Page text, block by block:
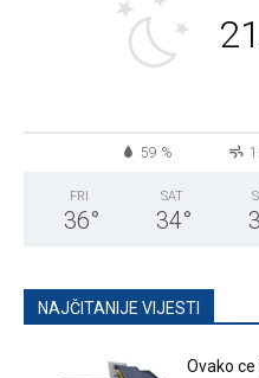
59 %
FRI
36°
SAT
34°
NAJČITANIJE VIJESTI
Ovako